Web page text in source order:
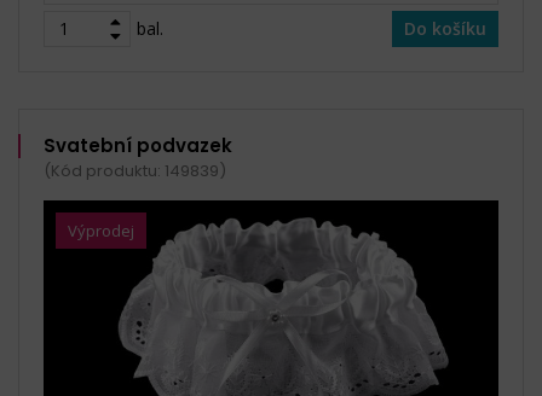
bal.
Do košíku
Svatební podvazek
(Kód produktu: 149839)
Výprodej